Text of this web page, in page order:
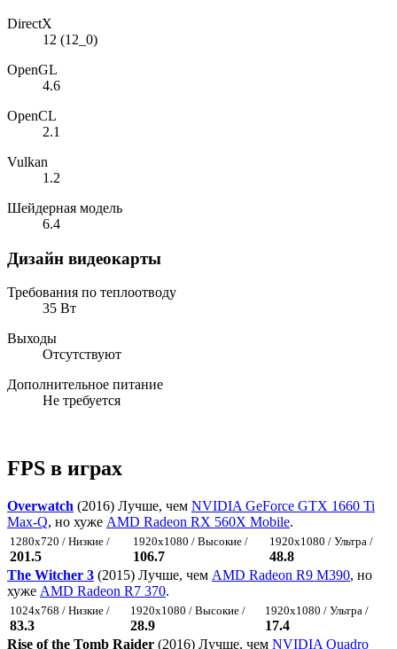
DirectX
12 (12_0)
OpenGL
4.6
OpenCL
2.1
Vulkan
1.2
Шейдерная модель
6.4
Дизайн видеокарты
Требования по теплоотводу
35 Вт
Выходы
Отсутствуют
Дополнительное питание
Не требуется
FPS в играх
Overwatch (2016) Лучше, чем NVIDIA GeForce GTX 1660 Ti
Max-Q, но хуже AMD Radeon RX 560X Mobile.
1280x720 / Низкие /
201.5
1920x1080 / Высокие /
106.7
1920x1080 / Ультра /
48.8
The Witcher 3 (2015) Лучше, чем AMD Radeon R9 M390, но
хуже AMD Radeon R7 370.
1024x768 / Низкие /
83.3
1920x1080 / Высокие /
28.9
1920x1080 / Ультра /
17.4
Rise of the Tomb Raider (2016) Лучше, чем NVIDIA Quadro